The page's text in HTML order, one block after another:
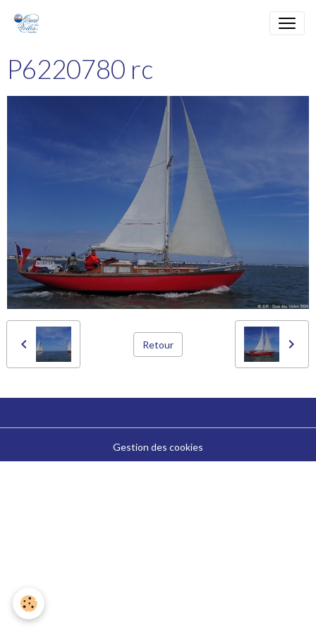
P6220780 rc
Retour
Gestion des cookies